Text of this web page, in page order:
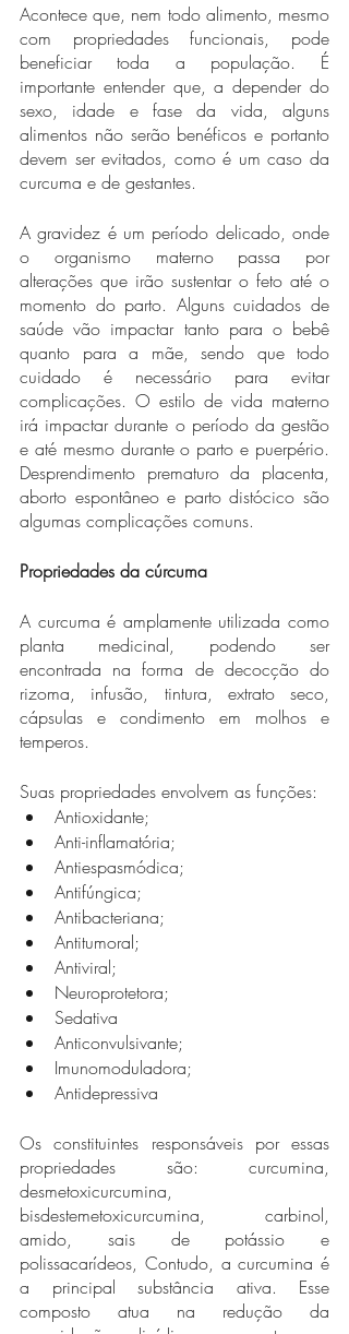
Acontece que, nem todo alimento, mesmo
com propriedades funcionais, pode
beneficiar toda a população. É
importante entender que, a depender do
sexo, idade e fase da vida, alguns
alimentos não serão benéficos e portanto
devem ser evitados, como é um caso da
curcuma e de gestantes.
A gravidez é um período delicado, onde
o organismo materno passa por
alterações que irão sustentar o feto até o
momento do parto. Alguns cuidados de
saúde vão impactar tanto para o bebê
quanto para a mãe, sendo que todo
cuidado é necessário para evitar
complicações. O estilo de vida materno
irá impactar durante o período da gestão
e até mesmo durante o parto e puerpério.
Desprendimento prematuro da placenta,
aborto espontâneo e parto distócico são
algumas complicações comuns.
Propriedades da cúrcuma
A curcuma é amplamente utilizada como
planta medicinal, podendo ser
encontrada na forma de decocção do
rizoma, infusão, tintura, extrato seco,
cápsulas e condimento em molhos e
temperos.
Suas propriedades envolvem as funções:
Antioxidante;
Anti-inflamatória;
Antiespasmódica;
Antifúngica;
Antibacteriana;
Antitumoral;
Antiviral;
Neuroprotetora;
Sedativa
Anticonvulsivante;
Imunomoduladora;
Antidepressiva
Os constituintes responsáveis por essas
propriedades são: curcumina,
desmetoxicurcumina,
bisdestemetoxicurcumina, carbinol,
amido, sais de potássio e
polissacarídeos, Contudo, a curcumina é
a principal substância ativa. Esse
composto atua na redução da